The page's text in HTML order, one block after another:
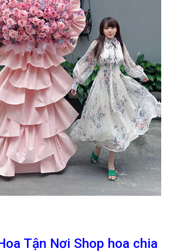
Tận Nơi Shop hoa chia